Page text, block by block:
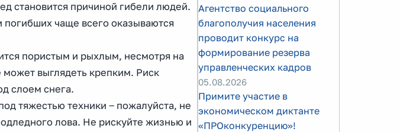
становится причиной гибели людей.
погибших чаще всего оказываются
пористым и рыхлым, несмотря на
выглядеть крепким. Риск
слоем снега.
тяжестью техники ‒ пожалуйста, не
лова. Не рискуйте жизнью и
Агентство социального
благополучия населения
проводит конкурс на
формирование резерва
управленческих кадров
05.08.2026
Примите участие в
экономическом диктанте
«ПРОконкуренцию»!